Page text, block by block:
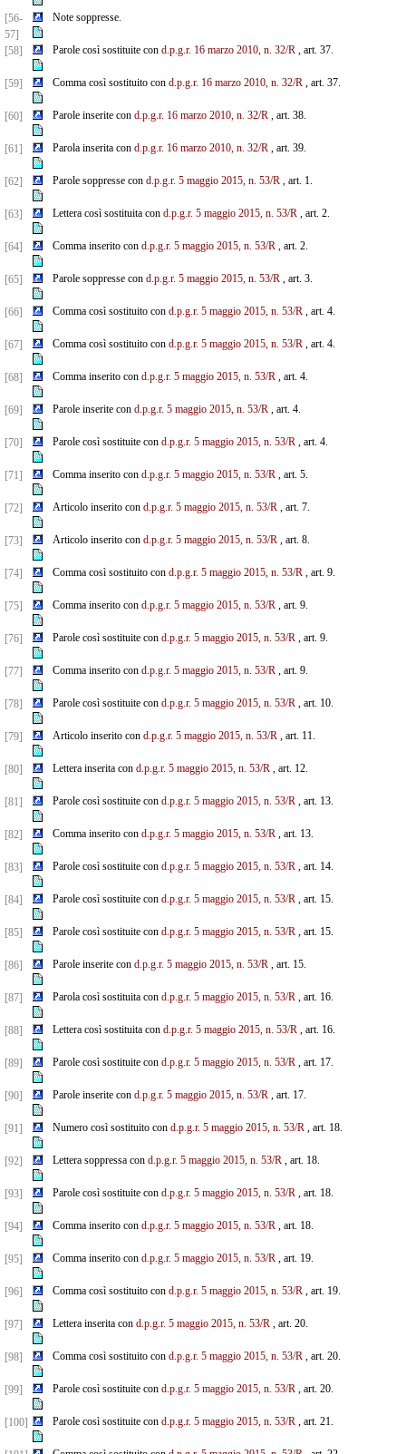
[56-
57]
Note soppresse.
[58] Parole così sostituite con d.p.g.r. 16 marzo 2010, n. 32/R, art. 37.
[59] Comma così sostituito con d.p.g.r. 16 marzo 2010, n. 32/R, art. 37.
[60] Parole inserite con d.p.g.r. 16 marzo 2010, n. 32/R, art. 38.
[61] Parola inserita con d.p.g.r. 16 marzo 2010, n. 32/R, art. 39.
[62] Parole soppresse con d.p.g.r. 5 maggio 2015, n. 53/R, art. 1.
[63] Lettera così sostituita con d.p.g.r. 5 maggio 2015, n. 53/R, art. 2.
[64] Comma inserito con d.p.g.r. 5 maggio 2015, n. 53/R, art. 2.
[65] Parole soppresse con d.p.g.r. 5 maggio 2015, n. 53/R, art. 3.
[66] Comma così sostituito con d.p.g.r. 5 maggio 2015, n. 53/R, art. 4.
[67] Comma così sostituito con d.p.g.r. 5 maggio 2015, n. 53/R, art. 4.
[68] Comma inserito con d.p.g.r. 5 maggio 2015, n. 53/R, art. 4.
[69] Parole inserite con d.p.g.r. 5 maggio 2015, n. 53/R, art. 4.
[70] Parole così sostituite con d.p.g.r. 5 maggio 2015, n. 53/R, art. 4.
[71] Comma inserito con d.p.g.r. 5 maggio 2015, n. 53/R, art. 5.
[72] Articolo inserito con d.p.g.r. 5 maggio 2015, n. 53/R, art. 7.
[73] Articolo inserito con d.p.g.r. 5 maggio 2015, n. 53/R, art. 8.
[74] Comma così sostituito con d.p.g.r. 5 maggio 2015, n. 53/R, art. 9.
[75] Comma inserito con d.p.g.r. 5 maggio 2015, n. 53/R, art. 9.
[76] Parole così sostituite con d.p.g.r. 5 maggio 2015, n. 53/R, art. 9.
[77] Comma inserito con d.p.g.r. 5 maggio 2015, n. 53/R, art. 9.
[78] Parole così sostituite con d.p.g.r. 5 maggio 2015, n. 53/R, art. 10.
[79] Articolo inserito con d.p.g.r. 5 maggio 2015, n. 53/R, art. 11.
[80] Lettera inserita con d.p.g.r. 5 maggio 2015, n. 53/R, art. 12.
[81] Parole così sostituite con d.p.g.r. 5 maggio 2015, n. 53/R, art. 13.
[82] Comma inserito con d.p.g.r. 5 maggio 2015, n. 53/R, art. 13.
[83] Parole così sostituite con d.p.g.r. 5 maggio 2015, n. 53/R, art. 14.
[84] Parole così sostituite con d.p.g.r. 5 maggio 2015, n. 53/R, art. 15.
[85] Parole così sostituite con d.p.g.r. 5 maggio 2015, n. 53/R, art. 15.
[86] Parole inserite con d.p.g.r. 5 maggio 2015, n. 53/R, art. 15.
[87] Parola così sostituita con d.p.g.r. 5 maggio 2015, n. 53/R, art. 16.
[88] Lettera così sostituita con d.p.g.r. 5 maggio 2015, n. 53/R, art. 16.
[89] Parole così sostituite con d.p.g.r. 5 maggio 2015, n. 53/R, art. 17.
[90] Parole inserite con d.p.g.r. 5 maggio 2015, n. 53/R, art. 17.
[91] Numero così sostituito con d.p.g.r. 5 maggio 2015, n. 53/R, art. 18.
[92] Lettera soppressa con d.p.g.r. 5 maggio 2015, n. 53/R, art. 18.
[93] Parole così sostituite con d.p.g.r. 5 maggio 2015, n. 53/R, art. 18.
[94] Comma inserito con d.p.g.r. 5 maggio 2015, n. 53/R, art. 18.
[95] Comma inserito con d.p.g.r. 5 maggio 2015, n. 53/R, art. 19.
[96] Comma così sostituito con d.p.g.r. 5 maggio 2015, n. 53/R, art. 19.
[97] Lettera inserita con d.p.g.r. 5 maggio 2015, n. 53/R, art. 20.
[98] Comma così sostituito con d.p.g.r. 5 maggio 2015, n. 53/R, art. 20.
[99] Parole così sostituite con d.p.g.r. 5 maggio 2015, n. 53/R, art. 20.
[100] Parole così sostituite con d.p.g.r. 5 maggio 2015, n. 53/R, art. 21.